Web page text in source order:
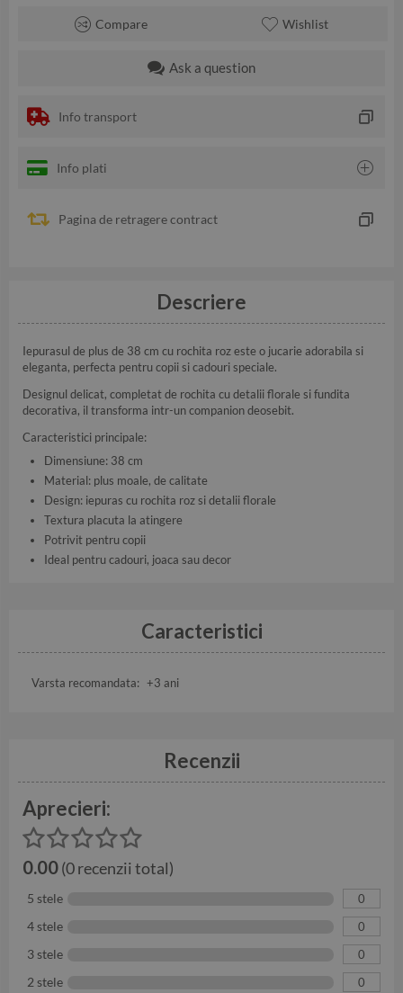
Compare Wishlist
Ask a question
Info transport
Info plati
Pagina de retragere contract
Descriere
Iepurasul de plus de 38 cm cu rochita roz este o jucarie adorabila si
eleganta, perfecta pentru copii si cadouri speciale.
Designul delicat, completat de rochita cu detalii florale si fundita
decorativa, il transforma intr-un companion deosebit.
Caracteristici principale:
Dimensiune: 38 cm
Material: plus moale, de calitate
Design: iepuras cu rochita roz si detalii florale
Textura placuta la atingere
Potrivit pentru copii
Ideal pentru cadouri, joaca sau decor
Caracteristici
Varsta recomandata: +3 ani
Recenzii
Aprecieri:
0.00(0 recenzii total)
5 stele 0
4 stele 0
3 stele 0
2 stele 0